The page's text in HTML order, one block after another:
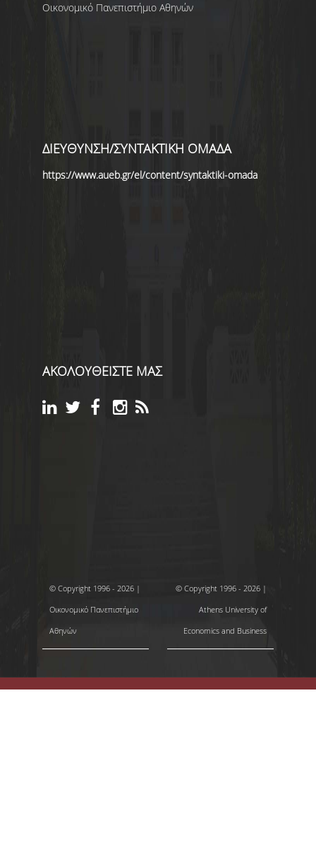
Οικονομικό Πανεπιστήμιο Αθηνών
ΔΙΕΥΘΥΝΣΗ/ΣΥΝΤΑΚΤΙΚΗ ΟΜΑΔΑ
https://www.aueb.gr/el/content/syntaktiki-omada
ΑΚΟΛΟΥΘΕΙΣΤΕ ΜΑΣ
© Copyright 1996 - 2026 |
Οικονομικό Πανεπιστήμιο
Αθηνών
© Copyright 1996 - 2026 |
Athens University of
Economics and Business